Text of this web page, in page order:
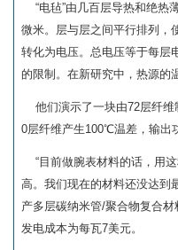
“电毡”由几百层导热和绝热
微米。层与层之间平行排列，
转化为电压。总电压等于每层
的限制。在新研究中，热源
他们演示了一块由72层纤维
0层纤维产生100℃温差，输出
“目前做腕表材料的话，用
高。我们现在的材料还没达到
产多层碳纳米管/聚合物复合
发电成本为每瓦7美元。